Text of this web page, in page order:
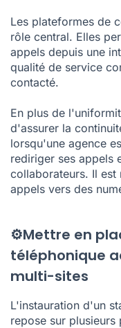
Les plateformes de
rôle central. Elles
appels depuis une
qualité de service
contacté.
En plus de
d'assurer la
lorsqu'une agence
rediriger ses appels
collaborateurs. Il est
appels vers des
⚙️Mettre en
téléphonique
multi-sites
L'instauration d'un
repose sur plusieurs